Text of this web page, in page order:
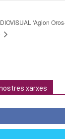
‘Agion
xarxes